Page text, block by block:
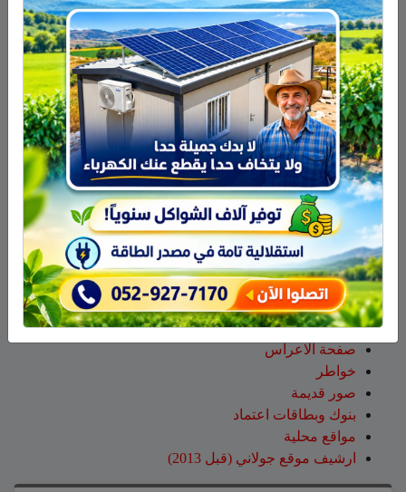
سلمان أبو عوادعلىهل أصبح الزوج أو الزوجة مجرد سلعة
نتخلص منها بعد استعمالها؟
طليع محمودعلىهل أصبح الزوج أو الزوجة مجرد سلعة
نتخلص منها بعد استعمالها؟
عبد اللهعلى
14 طاقم إطفاء والعديد من طائرات إطفاء
الحرائق لإخماد الحريق قرب عين قنية – فيديو
حسن طربيهعلىهادي أبو رافع يستعد لتسلق “مون بلان”..
أعلى قمة في أوروبا الغربية
صالح مرعيعلىهادي أبو رافع يستعد لتسلق “مون بلان”..
أعلى قمة في أوروبا الغربية
زيد
علىهادي أبو رافع يستعد لتسلق “مون بلان”.. أعلى
قمة في أوروبا الغربية
صفحات
صفحة الاعراس
خواطر
صور قديمة
بنوك وبطاقات اعتماد
مواقع محلية
ارشيف موقع جولاني (قبل 2013)